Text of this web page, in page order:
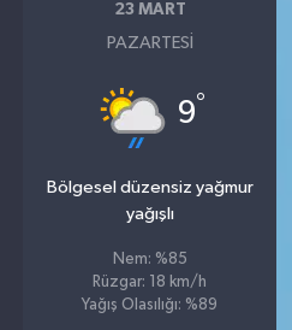
23 MART
PAZARTESI
9°
Bölgesel düzensiz yağmur
yağışlı
Nem: %85
Rüzgar: 18 km/h
Yağış Olasılığı: %89